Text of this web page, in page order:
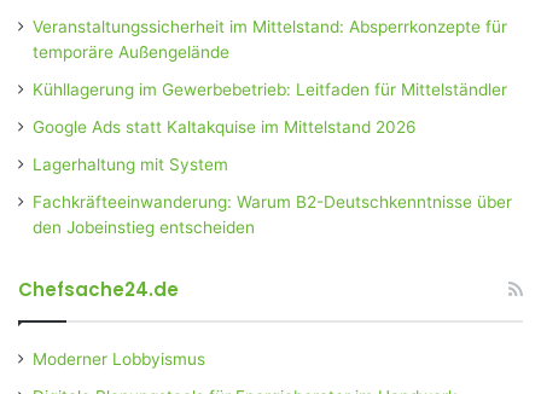
Veranstaltungssicherheit im Mittelstand: Absperrkonzepte für
temporäre Außengelände
Kühllagerung im Gewerbebetrieb: Leitfaden für Mittelständler
Google Ads statt Kaltakquise im Mittelstand 2026
Lagerhaltung mit System
Fachkräfteeinwanderung: Warum B2-Deutschkenntnisse über
den Jobeinstieg entscheiden
Chefsache24.de
Moderner Lobbyismus